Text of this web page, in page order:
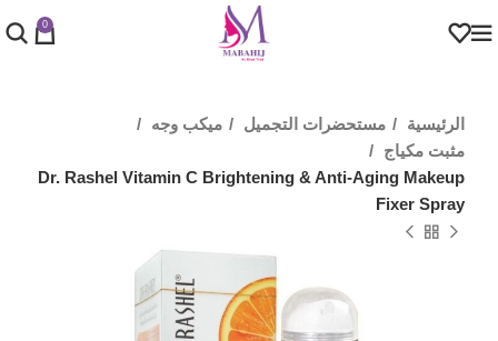
0
الرئيسية مستحضرات التجميل
ميكب وجه
مثبت مكياج
Dr. Rashel Vitamin C Brightening & Anti-Aging Makeup
Fixer Spray